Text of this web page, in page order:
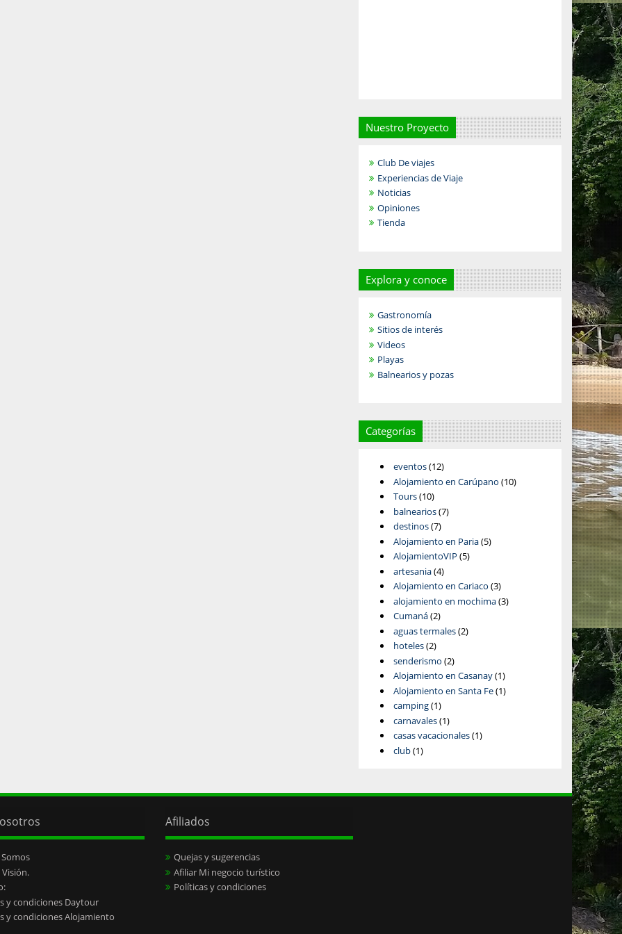
Nuestro Proyecto
Club De viajes
Experiencias de Viaje
Noticias
Opiniones
Tienda
Explora y conoce
Gastronomía
Sitios de interés
Videos
Playas
Balnearios y pozas
Categorías
eventos(12)
Alojamiento en Carúpano (10)
Tours(10)
balnearios(7)
destinos(7)
Alojamiento en Paria(5)
AlojamientoVIP (5)
artesania(4)
Alojamiento en Cariaco (3)
alojamiento en mochima(3)
Cumaná(2)
aguas termales(2)
hoteles(2)
senderismo (2)
Alojamiento en Casanay(1)
Alojamiento en Santa Fe(1)
camping(1)
carnavales(1)
casas vacacionales(1)
club(1)
y condiciones Daytour
y condiciones Alojamiento
Afiliados
Quejas y sugerencias
Afiliar Mi negocio turístico
Políticas y condiciones